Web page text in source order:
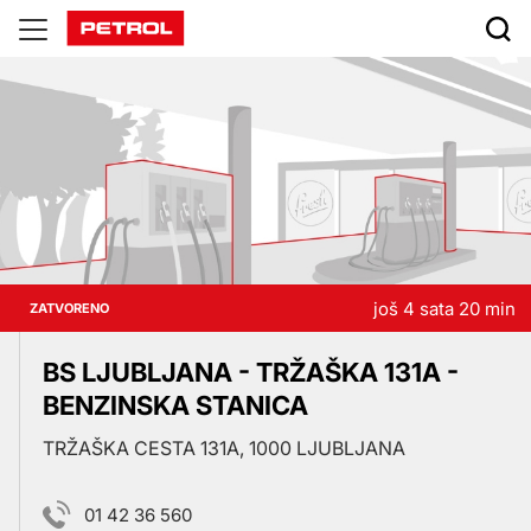
Prodajna
mjesta
ZATVORENO još 4 sata 20 min
BS LJUBLJANA - TRŽAŠKA 131A -
BENZINSKA STANICA
TRŽAŠKA CESTA 131A, 1000 LJUBLJANA
01 42 36 560